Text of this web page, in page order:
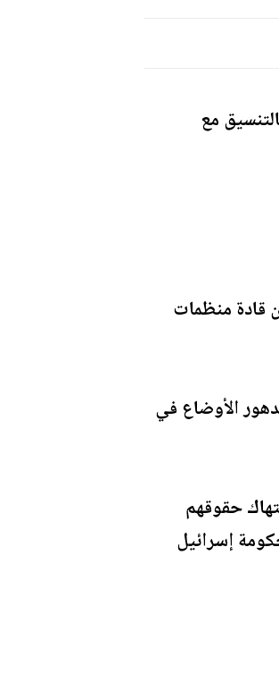
مع
قادة منظمات
الأوضاع في
حقوقهم
إسرائيل